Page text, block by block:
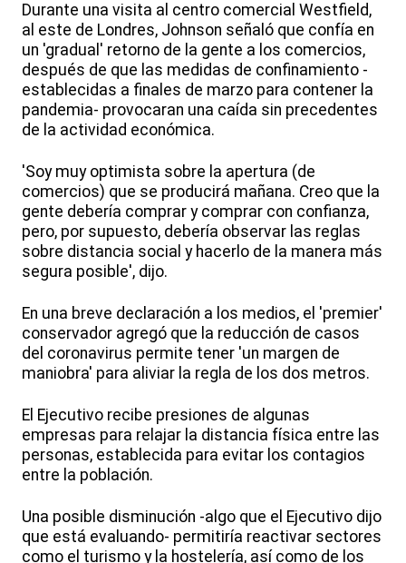
Durante una visita al centro comercial Westfield,
al este de Londres, Johnson señaló que confía en
un 'gradual' retorno de la gente a los comercios,
después de que las medidas de confinamiento -
establecidas a finales de marzo para contener la
pandemia- provocaran una caída sin precedentes
de la actividad económica.
'Soy muy optimista sobre la apertura (de
comercios) que se producirá mañana. Creo que la
gente debería comprar y comprar con confianza,
pero, por supuesto, debería observar las reglas
sobre distancia social y hacerlo de la manera más
segura posible', dijo.
En una breve declaración a los medios, el 'premier'
conservador agregó que la reducción de casos
del coronavirus permite tener 'un margen de
maniobra' para aliviar la regla de los dos metros.
El Ejecutivo recibe presiones de algunas
empresas para relajar la distancia física entre las
personas, establecida para evitar los contagios
entre la población.
Una posible disminución -algo que el Ejecutivo dijo
que está evaluando- permitiría reactivar sectores
como el turismo y la hostelería, así como de los